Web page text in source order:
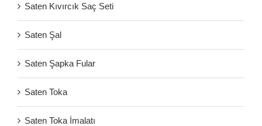
Saten Kıvırcık Saç Seti
Saten Şal
Saten Şapka Fular
Saten Toka
Saten Toka İmalatı